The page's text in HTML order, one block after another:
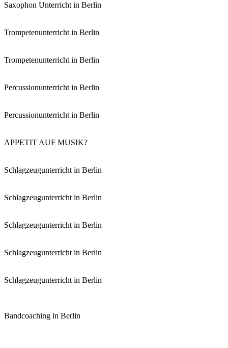
Saxophon Unterricht in Berlin
Trompetenunterricht in Berlin
Trompetenunterricht in Berlin
Percussionunterricht in Berlin
Percussionunterricht in Berlin
APPETIT AUF MUSIK?
Schlagzeugunterricht in Berlin
Schlagzeugunterricht in Berlin
Schlagzeugunterricht in Berlin
Schlagzeugunterricht in Berlin
Schlagzeugunterricht in Berlin
Bandcoaching in Berlin